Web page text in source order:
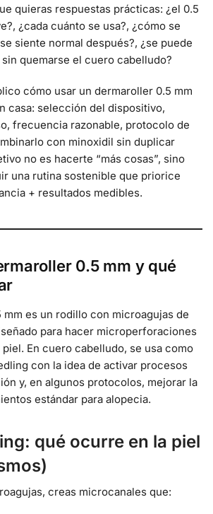
quieras respuestas prácticas: ¿el 0.5
¿cada cuánto se usa?, ¿cómo se
siente normal después?, ¿se puede
quemarse el cuero cabelludo?
cómo usar un dermaroller 0.5 mm
casa: selección del dispositivo,
frecuencia razonable, protocolo de
con minoxidil sin duplicar
no es hacerte “más cosas”, sino
una rutina sostenible que priorice
+ resultados medibles.
0.5 mm y qué
mm es un rodillo con microagujas de
para hacer microperforaciones
En cuero cabelludo, se usa como
con la idea de activar procesos
y, en algunos protocolos, mejorar la
estándar para alopecia.
qué ocurre en la piel
creas microcanales que: